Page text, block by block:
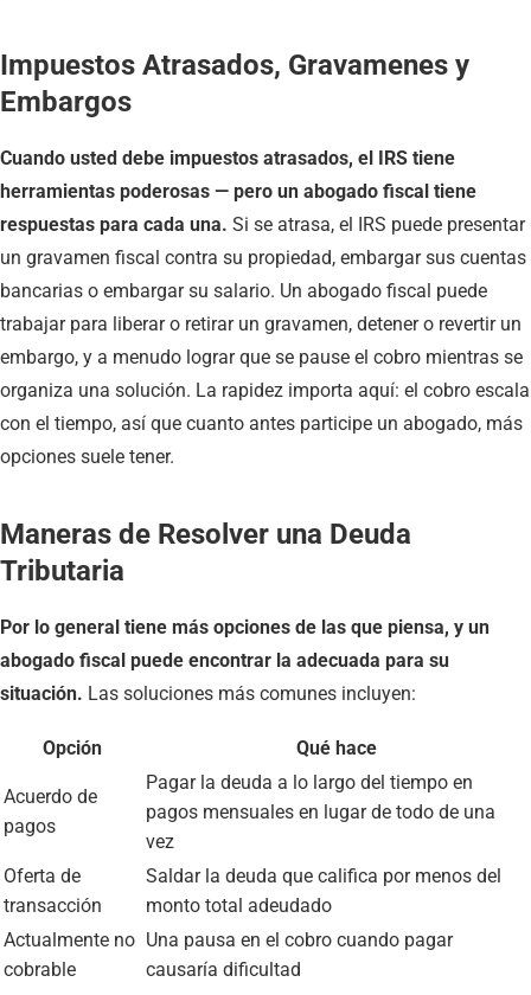
Impuestos Atrasados, Gravamenes y
Embargos
Cuando usted debe impuestos atrasados, el IRS tiene
herramientas poderosas — pero un abogado fiscal tiene
respuestas para cada una. Si se atrasa, el IRS puede presentar
un gravamen fiscal contra su propiedad, embargar sus cuentas
bancarias o embargar su salario. Un abogado fiscal puede
trabajar para liberar o retirar un gravamen, detener o revertir un
embargo, y a menudo lograr que se pause el cobro mientras se
organiza una solución. La rapidez importa aquí: el cobro escala
con el tiempo, así que cuanto antes participe un abogado, más
opciones suele tener.
Maneras de Resolver una Deuda
Tributaria
Por lo general tiene más opciones de las que piensa, y un
abogado fiscal puede encontrar la adecuada para su
situación. Las soluciones más comunes incluyen:
Opción Qué hace
Acuerdo de
pagos
Pagar la deuda a lo largo del tiempo en
pagos mensuales en lugar de todo de una
vez
Oferta de
transacción
Saldar la deuda que califica por menos del
monto total adeudado
Actualmente no
cobrable
Una pausa en el cobro cuando pagar
causaría dificultad